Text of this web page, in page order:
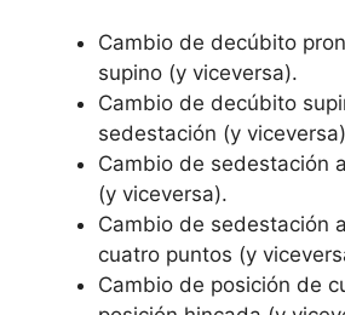
Cambio de decúbito
supino (y viceversa).
Cambio de decúbito
sedestación (y
Cambio de sedestación
(y viceversa).
Cambio de sedestación
cuatro puntos (y
Cambio de posición de